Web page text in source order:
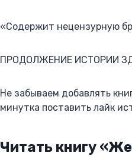
«Содержит нецензурную
ПРОДОЛЖЕНИЕ ИСТОРИИ
Не забываем добавлять
минутка поставить лайк
Читать книгу